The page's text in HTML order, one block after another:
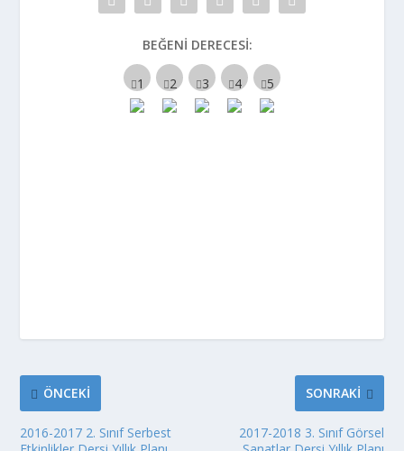
BEĞENI DERECESI:
ÖNCEKI
2016-2017 2. Sınıf Serbest
SONRAKI
2017-2018 3. Sınıf Görsel